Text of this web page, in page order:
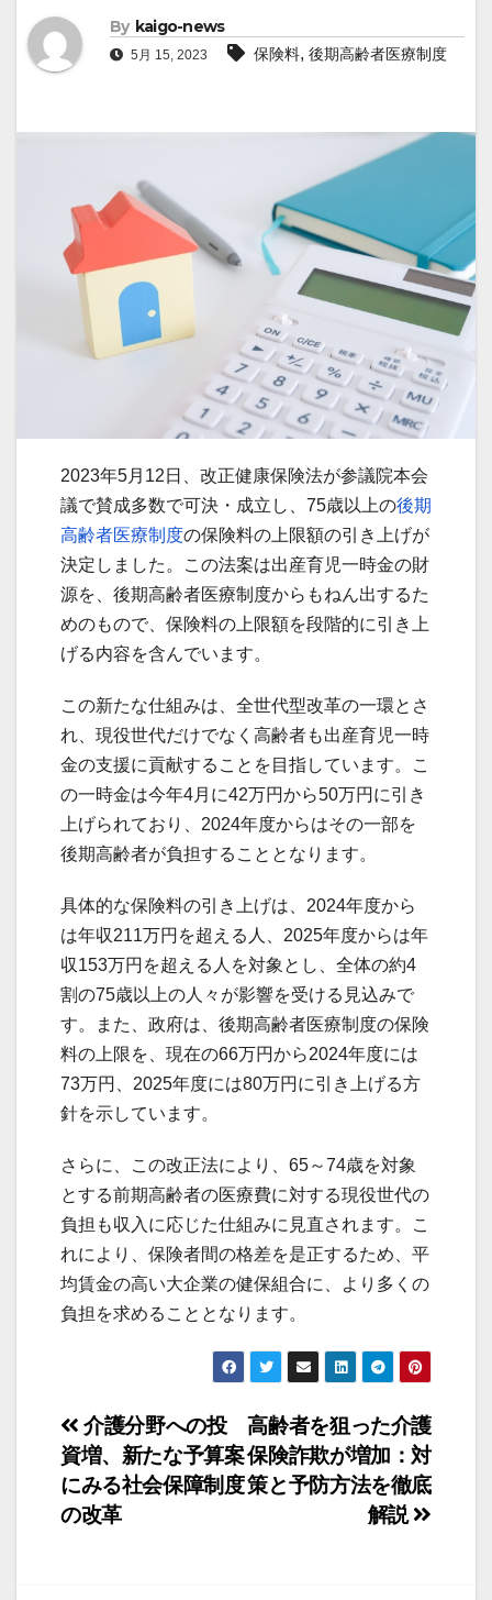
By kaigo-news
5月 15, 2023 保険料, 後期高齢者医療制度
2023年5月12日、改正健康保険法が参議院本会
議で賛成多数で可決・成立し、75歳以上の後期
高齢者医療制度の保険料の上限額の引き上げが
決定しました。この法案は出産育児一時金の財
源を、後期高齢者医療制度からもねん出するた
めのもので、保険料の上限額を段階的に引き上
げる内容を含んでいます。
この新たな仕組みは、全世代型改革の一環とさ
れ、現役世代だけでなく高齢者も出産育児一時
金の支援に貢献することを目指しています。こ
の一時金は今年4月に42万円から50万円に引き
上げられており、2024年度からはその一部を
後期高齢者が負担することとなります。
具体的な保険料の引き上げは、2024年度から
は年収211万円を超える人、2025年度からは年
収153万円を超える人を対象とし、全体の約4
割の75歳以上の人々が影響を受ける見込みで
す。また、政府は、後期高齢者医療制度の保険
料の上限を、現在の66万円から2024年度には
73万円、2025年度には80万円に引き上げる方
針を示しています。
さらに、この改正法により、65～74歳を対象
とする前期高齢者の医療費に対する現役世代の
負担も収入に応じた仕組みに見直されます。こ
れにより、保険者間の格差を是正するため、平
均賃金の高い大企業の健保組合に、より多くの
負担を求めることとなります。
投
稿
ナ
高齢者を狙った介護
保険詐欺が増加：対
策と予防方法を徹底
解説
介護分野への投
資増、新たな予算案
にみる社会保障制度
の改革